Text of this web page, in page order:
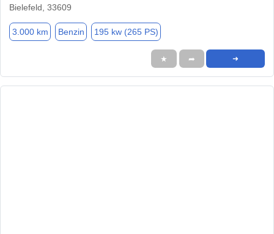
Bielefeld, 33609
3.000 km Benzin 195 kw (265 PS)
★ ➦ ➜